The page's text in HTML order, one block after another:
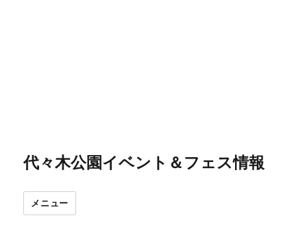
代々木公園イベント＆フェス情報
メニュー